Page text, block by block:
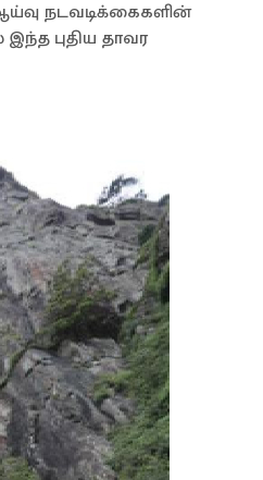
நடவடிக்கைகளின்
புதிய தாவர